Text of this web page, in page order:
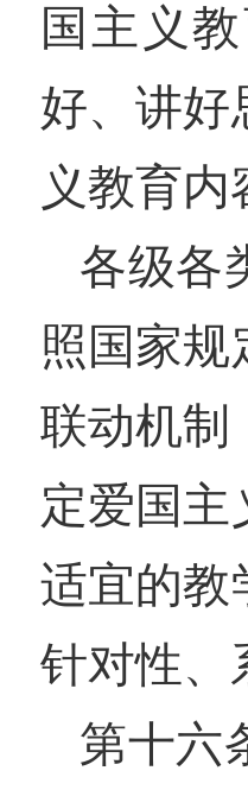
国主义
好、讲好
义教育
各级各
照国家规
联动机制
定爱国主
适宜的教
针对性、
第十六